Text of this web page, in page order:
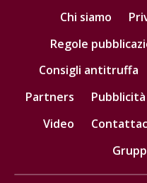
Chi siamo
Regole
Consigli antitruffa
Partners
Pubblicità
Video